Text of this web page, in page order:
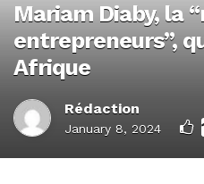
Mariam Diaby, la
entrepreneurs”,
Afrique
Rédaction
January 8, 2024